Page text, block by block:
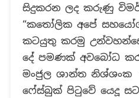
ලද
සාවද්‍ය
ප්‍රකාශ
සිදුකරන ලද කරුණු
“කතෝලික අපේ
කටයුතු කරමු
දේ පමණක් අවබෝධ
මංජුල ශාන්ත
ෆේස්බුක් පිටුවේ යෙදූ